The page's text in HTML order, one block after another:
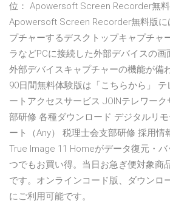
位： Apowersoft Screen Recorder無
Apowersoft Screen Recorder無料版に
プチャーするデスクトップキャプチャ
ラなどPCに接続した外部デバイスの
外部デバイスキャプチャーの機能が備
90日間無料体験版は「こちらから」
ートアクセスサービス JOINテレワー
部研修 各種ダウンロード デジタルリ
ート（Any） 税理士会支部研修 採用情
True Image 11 Homeがデータ復元・
つでもお買い得。当日お急ぎ便対象商
です。オンラインコード版、ダウンロ
にご利用可能です。